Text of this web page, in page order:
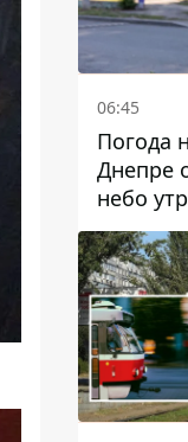
06:45
Погода
Днепре
небо
после